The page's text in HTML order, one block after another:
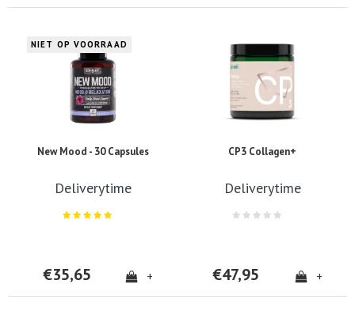
NIET OP VOORRAAD
New Mood - 30 Capsules
Deliverytime
€35,65 +
CP3 Collagen+
Deliverytime
€47,95 +